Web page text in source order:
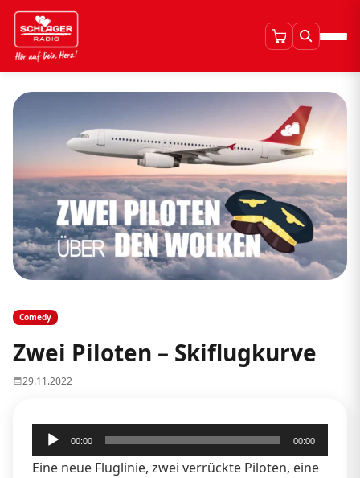
Comedy
Zwei Piloten – Skiflugkurve
29.11.2022
Audio-
Player
00:00 00:00
Eine neue Fluglinie, zwei verrückte Piloten, eine